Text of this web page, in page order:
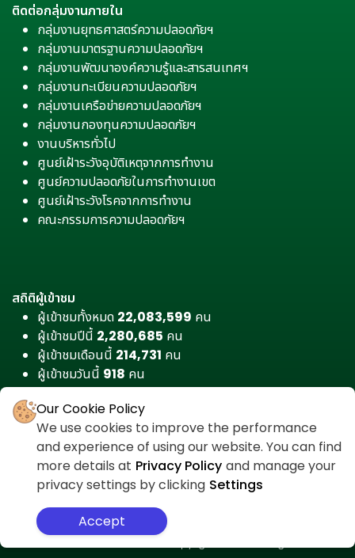
ติดต่อกลุ่มงานภายใน
กลุ่มงานยุทธศาสตร์ความปลอดภัยฯ
กลุ่มงานมาตรฐานความปลอดภัยฯ
กลุ่มงานพัฒนาองค์ความรู้และสารสนเทศฯ
กลุ่มงานทะเบียนความปลอดภัยฯ
กลุ่มงานเครือข่ายความปลอดภัยฯ
กลุ่มงานกองทุนความปลอดภัยฯ
งานบริหารทั่วไป
ศูนย์เฝ้าระวังอุบัติเหตุจากการทำงาน
ศูนย์ความปลอดภัยในการทำงานเขต
ศูนย์เฝ้าระวังโรคจากการทำงาน
คณะกรรมการความปลอดภัยฯ
สถิติผู้เข้าชม
ผู้เข้าชมทั้งหมด 22,083,599 คน
ผู้เข้าชมปีนี้ 2,280,685 คน
ผู้เข้าชมเดือนนี้ 214,731 คน
ผู้เข้าชมวันนี้ 918 คน
สำหรับเจ้าหน้าที่ ศูนย์ต่อต้านคอร์รัปชัน นโยบายความเป็นส่วนตัว
Our Cookie Policy
We use cookies to improve the performance
and experience of using our website. You can find
more details at Privacy Policy and manage your
privacy settings by clicking Settings
Accept